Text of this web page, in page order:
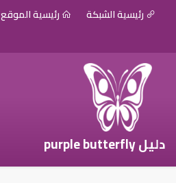
رئيسية الشبكة رئيسية الموقع
دليل purple butterfly